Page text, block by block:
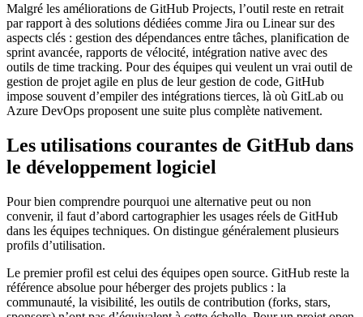
Malgré les améliorations de GitHub Projects, l’outil reste en retrait
par rapport à des solutions dédiées comme Jira ou Linear sur des
aspects clés : gestion des dépendances entre tâches, planification de
sprint avancée, rapports de vélocité, intégration native avec des
outils de time tracking. Pour des équipes qui veulent un vrai outil de
gestion de projet agile en plus de leur gestion de code, GitHub
impose souvent d’empiler des intégrations tierces, là où GitLab ou
Azure DevOps proposent une suite plus complète nativement.
Les utilisations courantes de GitHub dans
le développement logiciel
Pour bien comprendre pourquoi une alternative peut ou non
convenir, il faut d’abord cartographier les usages réels de GitHub
dans les équipes techniques. On distingue généralement plusieurs
profils d’utilisation.
Le premier profil est celui des équipes open source. GitHub reste la
référence absolue pour héberger des projets publics : la
communauté, la visibilité, les outils de contribution (forks, stars,